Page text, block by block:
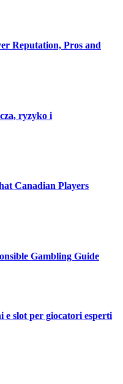
Reputation, Pros and
ryzyko i
Canadian Players
Gambling Guide
e slot per giocatori esperti